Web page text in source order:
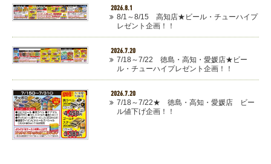
2026.8.1
8/1～8/15 高知店★ビール・チューハイプ
レゼント企画！！
2026.7.20
7/18～7/22 徳島・高知・愛媛店★ビー
ル・チューハイプレゼント企画！！
2026.7.20
7/18～7/22★ 徳島・高知・愛媛店 ビー
ル値下げ企画！！